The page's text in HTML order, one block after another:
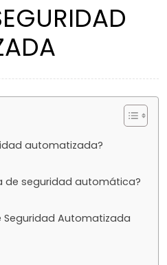
automatizada?
de seguridad automática?
Automatizada